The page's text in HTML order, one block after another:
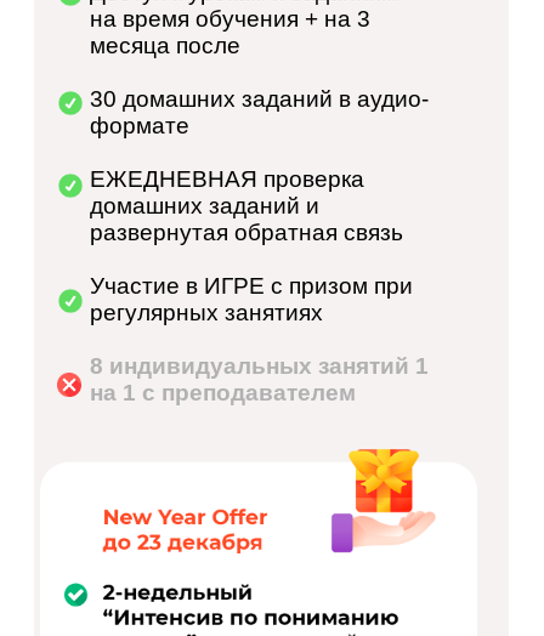
на время обучения + на 3
месяца после
30 домашних заданий в аудио-
формате
ЕЖЕДНЕВНАЯ проверка
домашних заданий и
развернутая обратная связь
Участие в ИГРЕ с призом при
регулярных занятиях
8 индивидуальных занятий 1
на 1 с преподавателем